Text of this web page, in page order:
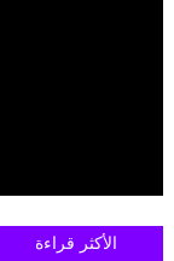
الأكثر قراءة